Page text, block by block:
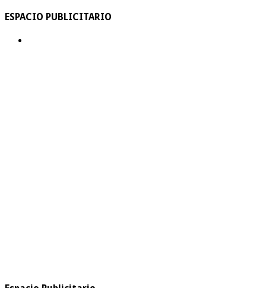
ESPACIO PUBLICITARIO